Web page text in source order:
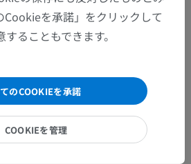
Cookieを承諾」をクリックして
ることもできます。
のCOOKIEを承諾
COOKIEを管理